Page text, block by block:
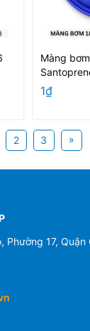
Màng
1₫
2 3 »
17, Quận